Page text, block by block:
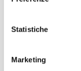
Statistiche
Marketing
Ottobre è tempo di
scadenza